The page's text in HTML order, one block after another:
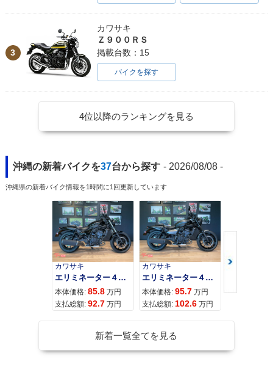
3
カワサキ
Ｚ９００ＲＳ
掲載台数：15
バイクを探す
4位以降のランキングを見る
沖縄の新着バイクを37台から探す - 2026/08/08 -
沖縄県の新着バイク情報を1時間に1回更新しています
カワサキ
エリミネーター４００
本体価格: 85.8 万円
支払総額: 92.7 万円
カワサキ
エリミネーター４００ＳＥ
本体価格: 95.7 万円
支払総額: 102.6 万円
カワサキ
本体価格:
新着一覧全てを見る